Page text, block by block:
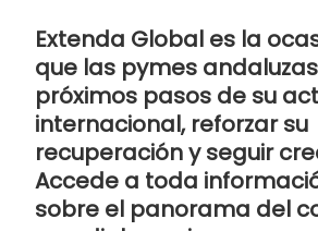
Extenda Global es la
que las pymes
próximos pasos de su
internacional, reforzar su
recuperación y seguir
Accede a toda
sobre el panorama del